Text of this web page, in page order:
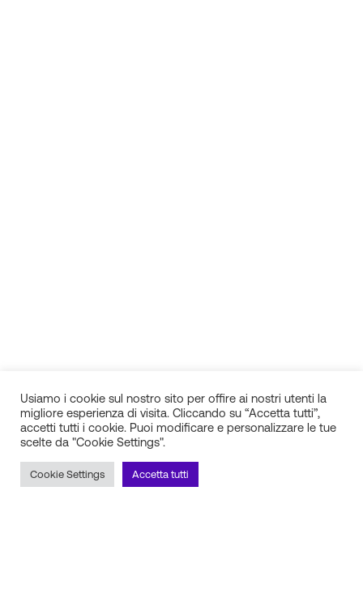
P.IVA 01688940608
Usiamo i cookie sul nostro sito per offire ai nostri utenti la
migliore esperienza di visita. Cliccando su “Accetta tutti”,
accetti tutti i cookie. Puoi modificare e personalizzare le tue
scelte da "Cookie Settings".
Cookie Settings Accetta tutti